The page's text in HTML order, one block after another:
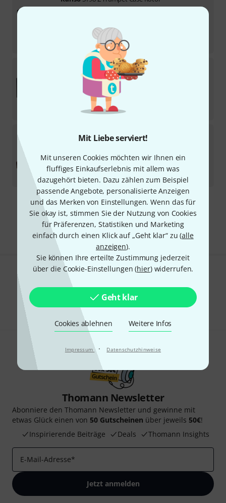
Mit Liebe serviert!
Mit unseren Cookies möchten wir Ihnen ein
fluffiges Einkaufserlebnis mit allem was
dazugehört bieten. Dazu zählen zum Beispiel
passende Angebote, personalisierte Anzeigen
und das Merken von Einstellungen. Wenn das für
Sie okay ist, stimmen Sie der Nutzung von Cookies
für Präferenzen, Statistiken und Marketing
einfach durch einen Klick auf „Geht klar“ zu (alle
anzeigen).
Sie können Ihre erteilte Zustimmung jederzeit
über die Cookie-Einstellungen (hier) widerrufen.
Geht klar
Cookies ablehnen Weitere Infos
Impressum · Datenschutzhinweise
UVP:454 €
195 Trumpet Case Perinet
5
Sofort lieferbar
UVP:222 €
2
145€
UVP: 186
-22%
Kostenloser Versand ab 29 €
Alle Preise inkl. MwSt.
Gefällt Ihnen, was Sie sehen?
Hilfe & Feedback
Thomann Newsletter
Abonniere den Thomann Newsletter und gewinne mit
etwas Glück einen von 50 Gutscheinen über jeweils 50€!
Inspirierende Beiträge
Deals Thomann Insights
E-Mail-Adresse*
Jetzt anmelden